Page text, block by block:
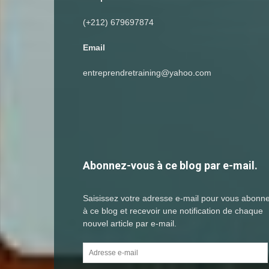
(+212) 679697874
Email
entreprendretraining@yahoo.com
Abonnez-vous à ce blog par e-mail.
Saisissez votre adresse e-mail pour vous
à ce blog et recevoir une notification de chaque
nouvel article par e-mail.
Adresse
e-